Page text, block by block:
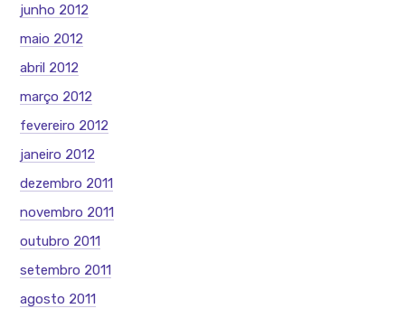
junho 2012
maio 2012
abril 2012
março 2012
fevereiro 2012
janeiro 2012
dezembro 2011
novembro 2011
outubro 2011
setembro 2011
agosto 2011